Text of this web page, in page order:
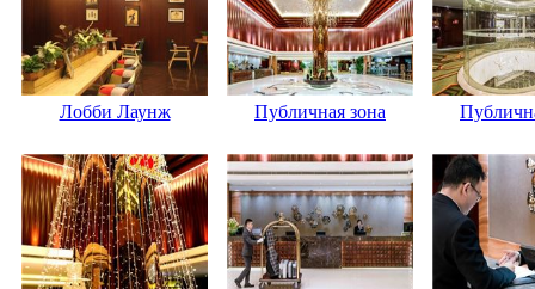
Лобби Лаунж Публичная зона